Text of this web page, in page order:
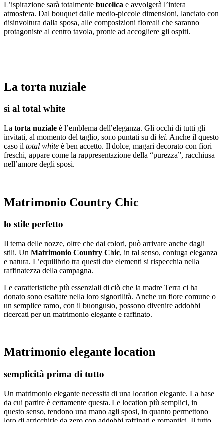
L’ispirazione sarà totalmente bucolica e avvolgerà l’intera
atmosfera. Dal bouquet dalle medio-piccole dimensioni, lanciato con
disinvoltura dalla sposa, alle composizioni floreali che saranno
protagoniste al centro tavola, pronte ad accogliere gli ospiti.
La torta nuziale
sì al total white
La torta nuziale è l’emblema dell’eleganza. Gli occhi di tutti gli
invitati, al momento del taglio, sono puntati su di lei. Anche il questo
caso il total white è ben accetto. Il dolce, magari decorato con fiori
freschi, appare come la rappresentazione della “purezza”, racchiusa
nell’amore degli sposi.
Matrimonio Country Chic
lo stile perfetto
Il tema delle nozze, oltre che dai colori, può arrivare anche dagli
stili. Un Matrimonio Country Chic, in tal senso, coniuga eleganza
e natura. L’equilibrio tra questi due elementi si rispecchia nella
raffinatezza della campagna.
Le caratteristiche più essenziali di ciò che la madre Terra ci ha
donato sono esaltate nella loro signorilità. Anche un fiore comune o
un semplice ramo, con il buongusto, possono divenire addobbi
ricercati per un matrimonio elegante e raffinato.
Matrimonio elegante location
semplicità prima di tutto
Un matrimonio elegante necessita di una location elegante. La base
da cui partire è certamente questa. Le location più semplici, in
questo senso, tendono una mano agli sposi, in quanto permettono
loro di arricchirle da zero con addobbi raffinati e romantici. Il tutto